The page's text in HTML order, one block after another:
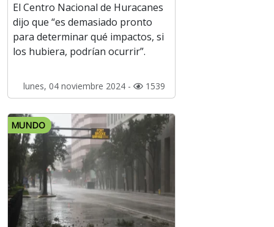
El Centro Nacional de Huracanes
dijo que “es demasiado pronto
para determinar qué impactos, si
los hubiera, podrían ocurrir”.
lunes, 04 noviembre 2024 - 1539
MUNDO